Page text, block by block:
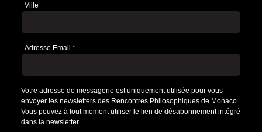
Ville
Adresse Email *
Votre adresse de messagerie est uniquement utilisée pour vous
envoyer les newsletters des Rencontres Philosophiques de Monaco.
Vous pouvez à tout moment utiliser le lien de désabonnement intégré
dans la newsletter.